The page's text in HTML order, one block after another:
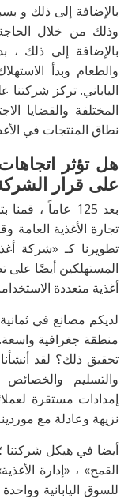
وذلك من خلال
بالإضافة إلى ذلك ،
والطعام وبدأ
الياباني. تركز شركتنا
المختلفة والقضايا
نطاق المنتجات في
هل تؤثر
على قرار
بعد 125 عاماً
تجارة الأغذية العامة
تطويرنا كـ «شركة
المستهلكين أيضًا على
أغذية متعددة
لديكم مصانع في
منطقة جغرافية
والتسليم والخصائص
إمدادات مستقرة
نزيهة وعادلة مع
أيضا في هيكل شركتنا
القمح» ، «إدارة
للسوق اليابانية